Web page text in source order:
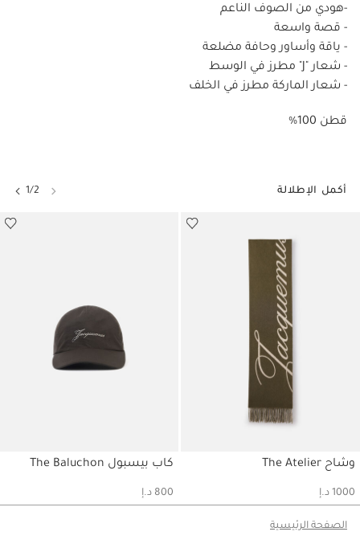
-هودي من الصوف الناعم
- قصة واسعة
- ياقة وأساور وحافة مضلعة
- شعار "J" مطرز في الوسط
- شعار الماركة مطرز في الخلف
%100 قطن
أكمل الإطلالة
وشاح The Atelier
حسابي
1000 د.إ
كاب بيسبول The Baluchon
حسابي
800 د.إ
1/2
الصفحة الرئيسية